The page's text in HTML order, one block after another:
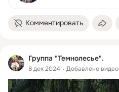
Комментировать
Группа "Темнолесье".
8 дек 2024 Добавлено видео